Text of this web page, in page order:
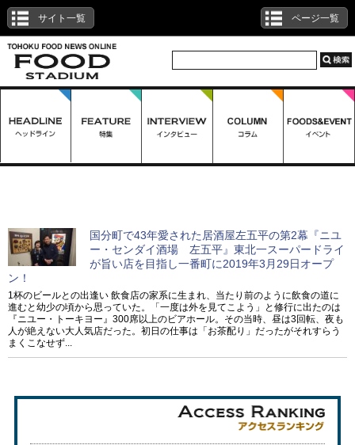
サイト一覧 ページ一覧
国分町で43年愛された居酒屋左五平の第2幕『ニユ
ー・センダイ酒場 左五平』東北一スーパードライ
が旨い店を目指し一番町に2019年3月29日オープ
ン！
1杯のビールとの出逢い 飲食店の家系に生まれ、当たり前のように飲食の道に
進むと幼少の頃から思っていた。「一度は外を見てこよう」と修行に出たのは
『ニユー・トーキヨー』300席以上のビアホール。その当時、昼は3回転、夜も
人が絶えない大人気店だった。初日の仕事は「お茶配り」だったがそれすらう
まくこなせず...